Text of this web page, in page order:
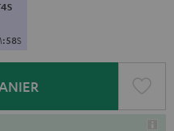
:57S